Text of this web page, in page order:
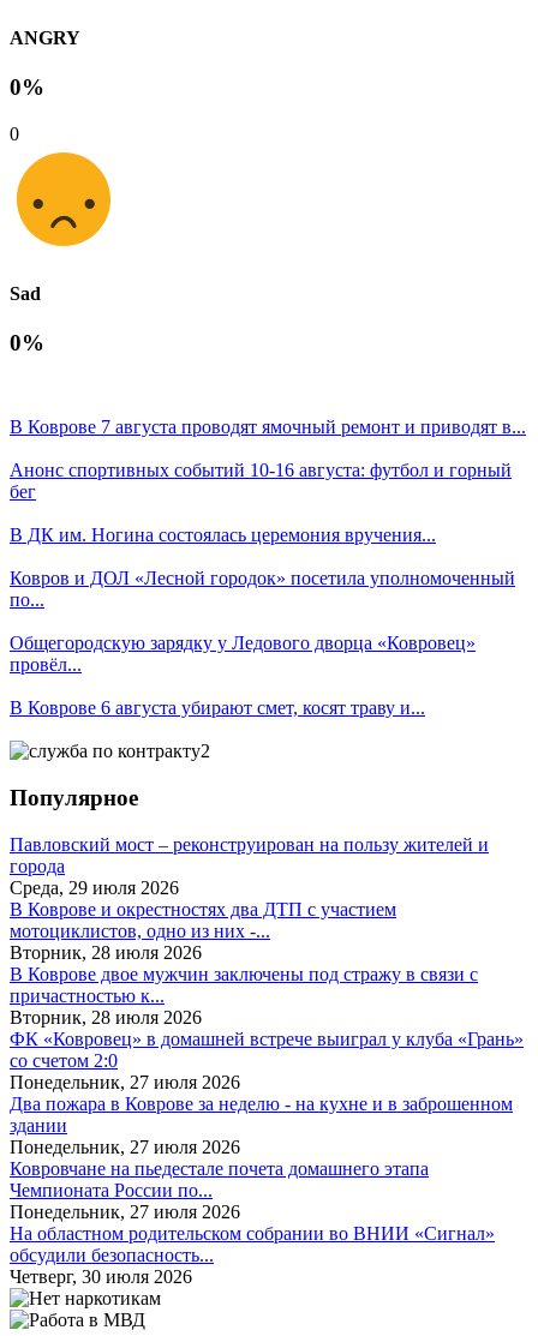
ANGRY
0%
0
Sad
0%
В Коврове 7 августа проводят ямочный ремонт и приводят в...
Анонс спортивных событий 10-16 августа: футбол и горный
бег
В ДК им. Ногина состоялась церемония вручения...
Ковров и ДОЛ «Лесной городок» посетила уполномоченный
по...
Общегородскую зарядку у Ледового дворца «Ковровец»
провёл...
В Коврове 6 августа убирают смет, косят траву и...
Популярное
Павловский мост – реконструирован на пользу жителей и
города
Среда, 29 июля 2026
В Коврове и окрестностях два ДТП с участием
мотоциклистов, одно из них -...
Вторник, 28 июля 2026
В Коврове двое мужчин заключены под стражу в связи с
причастностью к...
Вторник, 28 июля 2026
ФК «Ковровец» в домашней встрече выиграл у клуба «Грань»
со счетом 2:0
Понедельник, 27 июля 2026
Два пожара в Коврове за неделю - на кухне и в заброшенном
здании
Понедельник, 27 июля 2026
Ковровчане на пьедестале почета домашнего этапа
Чемпионата России по...
Понедельник, 27 июля 2026
На областном родительском собрании во ВНИИ «Сигнал»
обсудили безопасность...
Четверг, 30 июля 2026